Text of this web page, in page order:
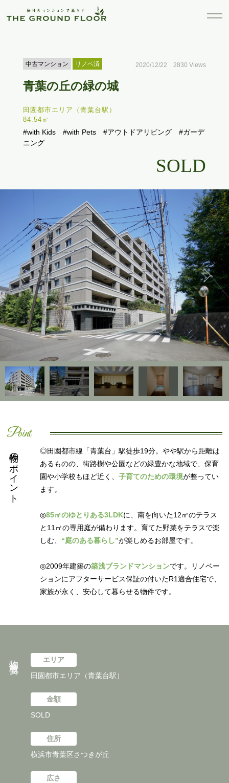
中古マンション リノベ済 2020/12/22 2830 Views
青葉の丘の緑の城
田園都市エリア（青葉台駅）
84.54㎡
#with Kids #with Pets #アウトドアリビング
#ガーデ
ニング
SOLD
Point
物件のポイント
◎田園都市線「青葉台」駅徒歩19分。やや駅から距離は
あるものの、街路樹や公園などの緑豊かな地域で、保育
園や小学校もほど近く、 子育てのための環境が整ってい
ます。
◎85㎡のゆとりある3LDKに、南を向いた12㎡のテラス
と11㎡の専用庭が備わります。育てた野菜をテラスで楽
しむ、 “庭のある暮らし”が楽しめるお部屋です。
◎2009年建築の築浅ブランドマンションです。リノベー
ションにアフターサービス保証の付いたR1適合住宅で、
家族が永く、安心して暮らせる物件です。
エリア
田園都市エリア（青葉台駅）
金額
SOLD
住所
横浜市青葉区さつきが丘
広さ